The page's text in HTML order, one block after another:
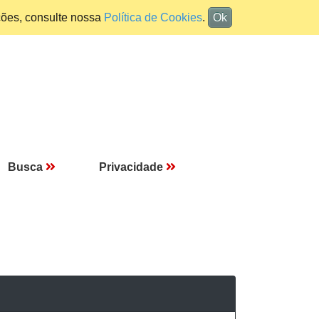
consulte nossa Política de Cookies. Ok
Busca Privacidade